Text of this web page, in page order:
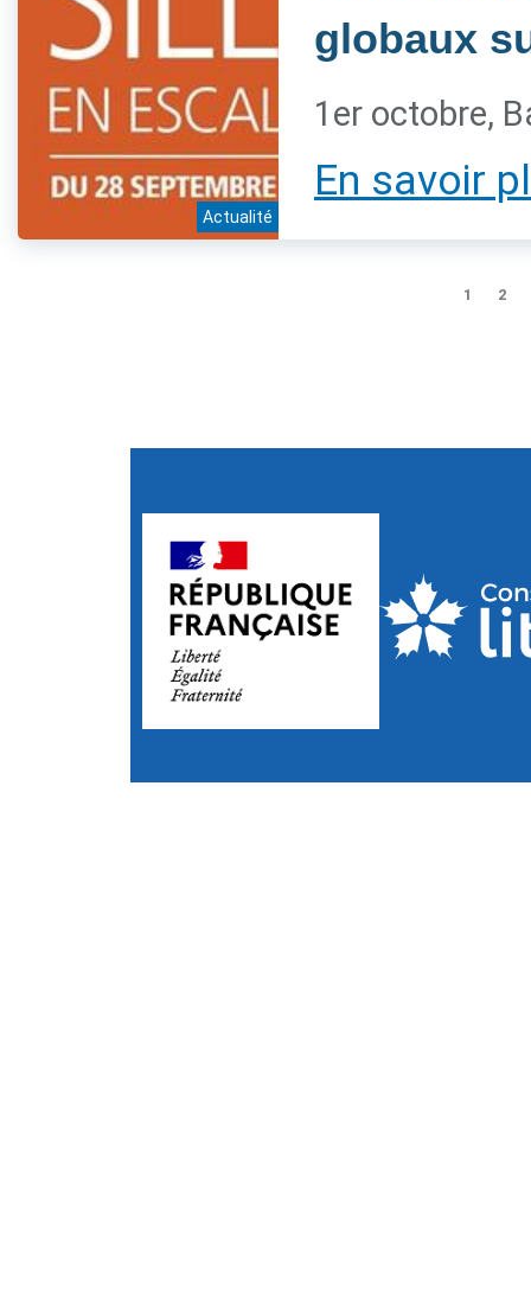
Actualité
globaux
1er octobre,
En savoir
1 2